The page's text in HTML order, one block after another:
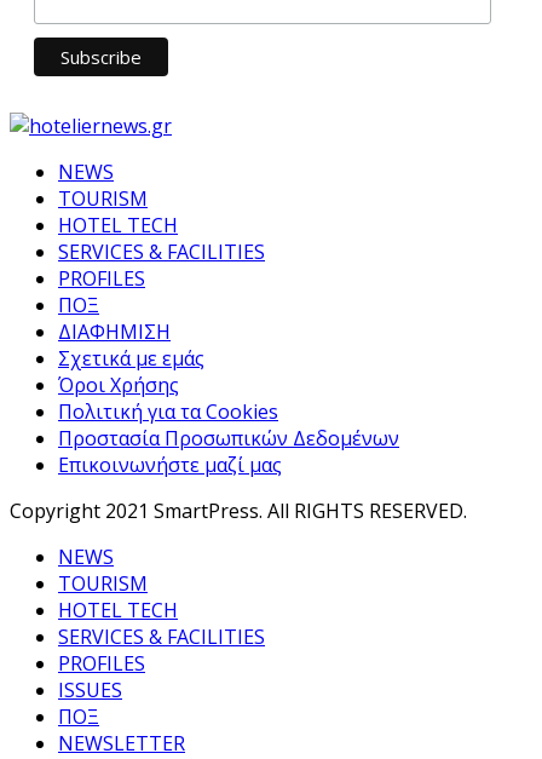
NEWS
TOURISM
HOTEL TECH
SERVICES & FACILITIES
PROFILES
ΠΟΞ
ΔΙΑΦΗΜΙΣΗ
Σχετικά με εμάς
Όροι Χρήσης
Πολιτική για τα Cookies
Προστασία Προσωπικών Δεδομένων
Επικοινωνήστε μαζί μας
Copyright 2021 SmartPress. All RIGHTS RESERVED.
NEWS
TOURISM
HOTEL TECH
SERVICES & FACILITIES
PROFILES
ISSUES
ΠΟΞ
NEWSLETTER